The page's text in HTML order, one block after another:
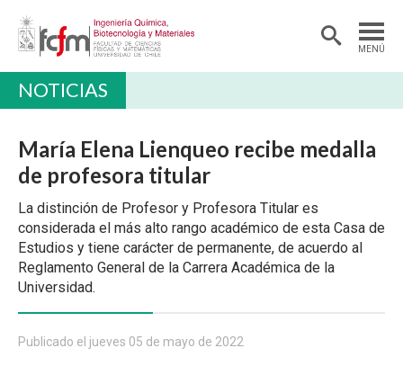
MENÚ
POSTGRADO Y EDUCACIÓN CONTINUA
INVESTIGACIÓN
ALUMNI
EXTENSIÓN
NOTICIAS
María Elena Lienqueo recibe medalla
de profesora titular
La distinción de Profesor y Profesora Titular es
considerada el más alto rango académico de esta Casa de
Estudios y tiene carácter de permanente, de acuerdo al
Reglamento General de la Carrera Académica de la
Universidad.
Publicado el jueves 05 de mayo de 2022